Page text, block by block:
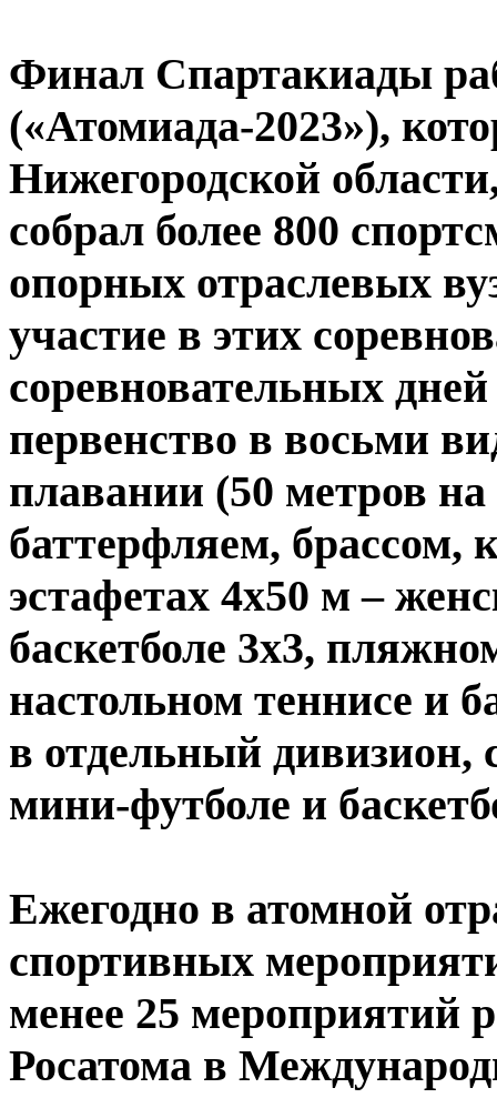
Финал Спартакиады
(«Атомиада-2023»),
Нижегородской
собрал более 800
опорных отраслевых
участие в этих
соревновательных
первенство в восьми
плавании (50 метров
баттерфляем, брассом,
эстафетах 4х50 м –
баскетболе 3х3,
настольном теннисе и
в отдельный дивизион,
мини-футболе и
Ежегодно в атомной
спортивных
менее 25 мероприятий
Росатома в